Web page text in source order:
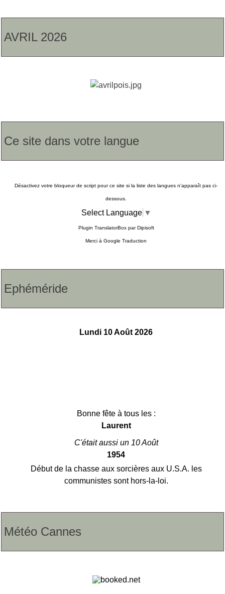
AVRIL 2026
Ce site dans votre langue
Désactivez votre bloqueur de script pour ce site si la liste des langues n'apparaît pas ci-
dessous.
Select Language ▼
Plugin TranslatorBox par Dipisoft
Merci à Google Traduction
Ephéméride
Lundi 10 Août 2026
Bonne fête à tous les :
Laurent
C'était aussi un 10 Août
1954
Début de la chasse aux sorcières aux U.S.A. les
communistes sont hors-la-loi.
Météo Cannes